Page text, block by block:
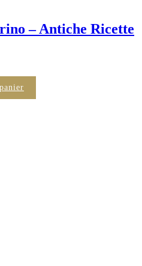
– Antiche Ricette